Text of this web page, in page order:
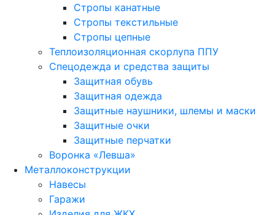
Стропы канатные
Стропы текстильные
Стропы цепные
Теплоизоляционная скорлупа ППУ
Спецодежда и средства защиты
Защитная обувь
Защитная одежда
Защитные наушники, шлемы и маски
Защитные очки
Защитные перчатки
Воронка «Левша»
Металлоконструкции
Навесы
Гаражи